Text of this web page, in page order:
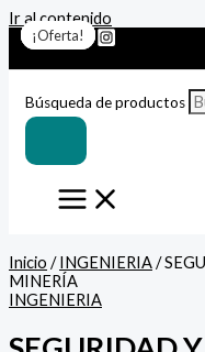
Ir al contenido
Búsqueda de productos
¡Oferta!
Inicio /INGENIERIA/
MINERÍA
INGENIERIA
¡Oferta!
¡Oferta!
¡Oferta!
¡Oferta!
¡Oferta!
¡Oferta!